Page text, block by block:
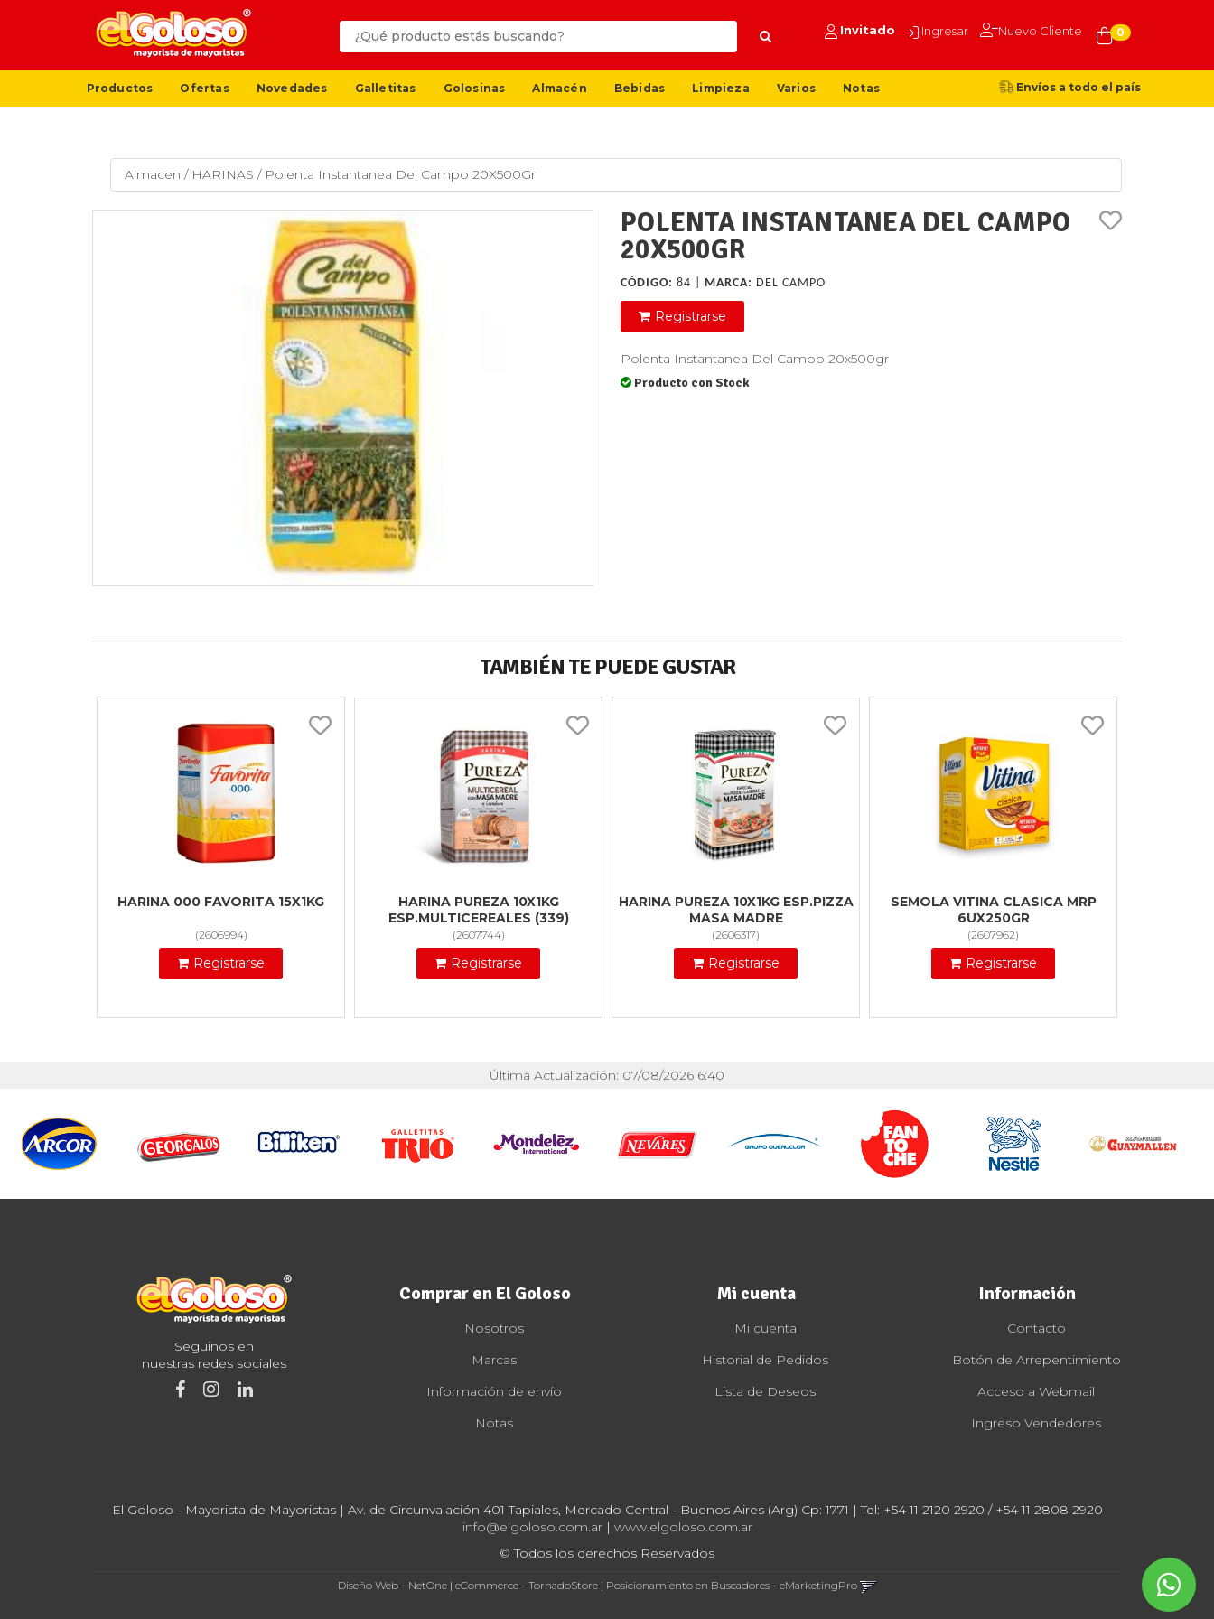
Invitado Ingresar Nuevo Cliente 0
Productos Ofertas Novedades Galletitas Golosinas Almacén Bebidas Limpieza Varios Notas Envíos a todo el país
Almacen / HARINAS / Polenta Instantanea Del Campo 20X500Gr
POLENTA INSTANTANEA DEL CAMPO
20X500GR
CÓDIGO: 84 | MARCA: DEL CAMPO
Registrarse
Polenta Instantanea Del Campo 20x500gr
Producto con Stock
TAMBIÉN TE PUEDE GUSTAR
HARINA 000 FAVORITA 15X1KG
(2606994)
Registrarse
HARINA PUREZA 10X1KG
ESP.MULTICEREALES (339)
(2607744)
Registrarse
HARINA PUREZA 10X1KG ESP.PIZZA
MASA MADRE
(2606317)
Registrarse
SEMOLA VITINA CLASICA MRP
6UX250GR
(2607962)
Registrarse
Última Actualización: 07/08/2026 6:40
Seguinos en
nuestras redes sociales
Comprar en El Goloso
Nosotros
Marcas
Información de envío
Notas
Mi cuenta
Mi cuenta
Historial de Pedidos
Lista de Deseos
Información
Contacto
Botón de Arrepentimiento
Acceso a Webmail
Ingreso Vendedores
El Goloso - Mayorista de Mayoristas | Av. de Circunvalación 401 Tapiales, Mercado Central - Buenos Aires (Arg) Cp: 1771 | Tel: +54 11 2120 2920 / +54 11 2808 2920
info@elgoloso.com.ar| www.elgoloso.com.ar
© Todos los derechos Reservados
Diseño Web - NetOne| eCommerce - TornadoStore| Posicionamiento en Buscadores - eMarketingPro